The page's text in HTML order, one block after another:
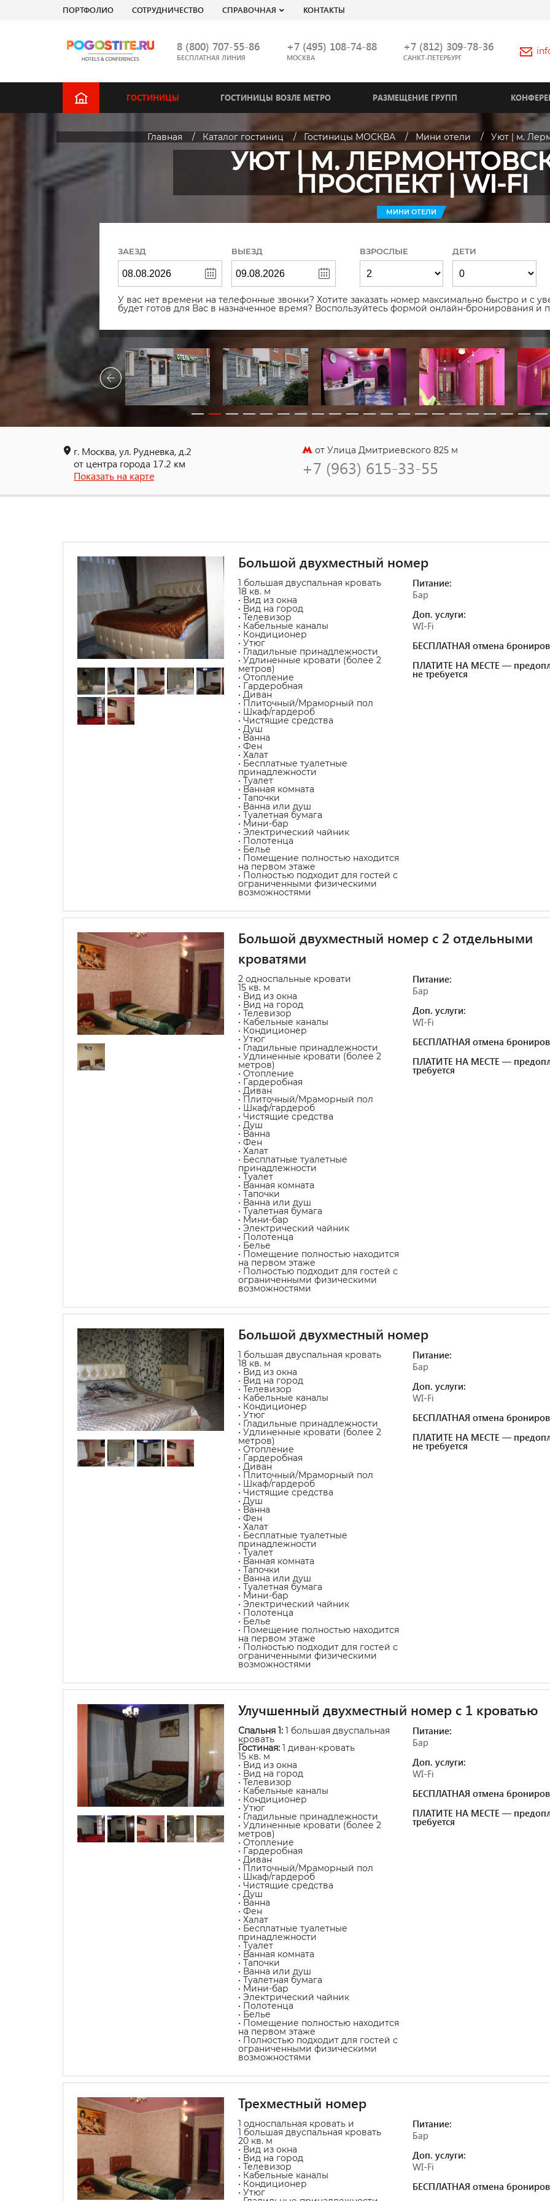
ПОРТФОЛИО СОТРУДНИЧЕСТВО СПРАВОЧНАЯ КОНТАКТЫ
8 (800) 707-55-86
БЕСПЛАТНАЯ ЛИНИЯ
+7 (495) 108-74-88
МОСКВА
+7 (812) 309-78-36
САНКТ-ПЕТЕРБУРГ
ГОСТИНИЦЫ ГОСТИНИЦЫ ВОЗЛЕ МЕТРО РАЗМЕЩЕНИЕ ГРУПП
Главная Каталог гостиниц Гостиницы МОСКВА Мини отели Уют | м.
УЮТ | М.
ПРОСПЕКТ | WI-FI
МИНИ ОТЕЛИ
ЗАЕЗД ВЫЕЗД ВЗРОСЛЫЕ ДЕТИ
У вас нет времени на телефонные звонки? Хотите заказать номер максимально быстро и с
будет готов для Вас в назначенное время? Воспользуйтесь формой онлайн-бронирования и
г. Москва, ул. Рудневка, д.2
от центра города 17.2 км
Показать на карте
от Улица Дмитриевского 825 м
+7 (963) 615-33-55
Большой двухместный номер
1 большая двуспальная кровать
18 кв. м
• Вид из окна
• Вид на город
• Телевизор
• Кабельные каналы
• Кондиционер
• Утюг
• Гладильные принадлежности
• Удлиненные кровати (более 2
метров)
• Отопление
• Гардеробная
• Диван
• Плиточный/Мраморный пол
• Шкаф/гардероб
• Чистящие средства
• Душ
• Ванна
• Фен
• Халат
• Бесплатные туалетные
принадлежности
• Туалет
• Ванная комната
• Тапочки
• Ванна или душ
• Туалетная бумага
• Мини-бар
• Электрический чайник
• Полотенца
• Белье
• Помещение полностью находится
на первом этаже
• Полностью подходит для гостей с
ограниченными физическими
возможностями
Питание:
Бар
Доп. услуги:
WI-Fi
БЕСПЛАТНАЯ отмена
ПЛАТИТЕ НА МЕСТЕ —
не требуется
Большой двухместный номер с 2 отдельными
кроватями
2 односпальные кровати
15 кв. м
• Вид из окна
• Вид на город
• Телевизор
• Кабельные каналы
• Кондиционер
• Утюг
• Гладильные принадлежности
• Удлиненные кровати (более 2
метров)
• Отопление
• Гардеробная
• Диван
• Плиточный/Мраморный пол
• Шкаф/гардероб
• Чистящие средства
• Душ
• Ванна
• Фен
• Халат
• Бесплатные туалетные
принадлежности
• Туалет
• Ванная комната
• Тапочки
• Ванна или душ
• Туалетная бумага
• Мини-бар
• Электрический чайник
• Полотенца
• Белье
• Помещение полностью находится
на первом этаже
• Полностью подходит для гостей с
ограниченными физическими
возможностями
Питание:
Бар
Доп. услуги:
WI-Fi
БЕСПЛАТНАЯ отмена
ПЛАТИТЕ НА МЕСТЕ —
требуется
Большой двухместный номер
1 большая двуспальная кровать
18 кв. м
• Вид из окна
• Вид на город
• Телевизор
• Кабельные каналы
• Кондиционер
• Утюг
• Гладильные принадлежности
• Удлиненные кровати (более 2
метров)
• Отопление
• Гардеробная
• Диван
• Плиточный/Мраморный пол
• Шкаф/гардероб
• Чистящие средства
• Душ
• Ванна
• Фен
• Халат
• Бесплатные туалетные
принадлежности
• Туалет
• Ванная комната
• Тапочки
• Ванна или душ
• Туалетная бумага
• Мини-бар
• Электрический чайник
• Полотенца
• Белье
• Помещение полностью находится
на первом этаже
• Полностью подходит для гостей с
ограниченными физическими
возможностями
Питание:
Бар
Доп. услуги:
WI-Fi
БЕСПЛАТНАЯ отмена
ПЛАТИТЕ НА МЕСТЕ —
не требуется
Улучшенный двухместный номер с 1 кроватью
Спальня 1: 1 большая двуспальная
кровать
Гостиная: 1 диван-кровать
15 кв. м
• Вид из окна
• Вид на город
• Телевизор
• Кабельные каналы
• Кондиционер
• Утюг
• Гладильные принадлежности
• Удлиненные кровати (более 2
метров)
• Отопление
• Гардеробная
• Диван
• Плиточный/Мраморный пол
• Шкаф/гардероб
• Чистящие средства
• Душ
• Ванна
• Фен
• Халат
• Бесплатные туалетные
принадлежности
• Туалет
• Ванная комната
• Тапочки
• Ванна или душ
• Туалетная бумага
• Мини-бар
• Электрический чайник
• Полотенца
• Белье
• Помещение полностью находится
на первом этаже
• Полностью подходит для гостей с
ограниченными физическими
возможностями
Питание:
Бар
Доп. услуги:
WI-Fi
БЕСПЛАТНАЯ отмена
ПЛАТИТЕ НА МЕСТЕ —
требуется
Трехместный номер
1 односпальная кровать и
1 большая двуспальная кровать
20 кв. м
• Вид из окна
• Вид на город
• Телевизор
• Кабельные каналы
• Кондиционер
• Утюг
Питание:
Бар
Доп. услуги:
WI-Fi
БЕСПЛАТНАЯ отмена